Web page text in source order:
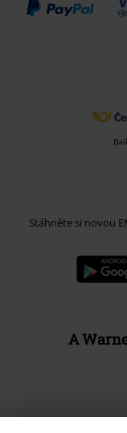
Stáhněte si novou
A